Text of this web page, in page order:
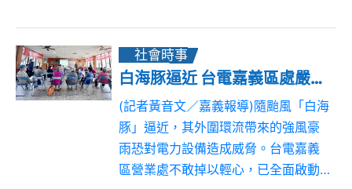
式宣告嘉義市展區亮相。今年嘉義市
以《我們嘉義式》為主題參展，透過
「好生...
社會時事
白海豚逼近 台電嘉義區處嚴陣以待 籲民眾及養殖業加強用電設備巡檢
(記者黃音文／嘉義報導)隨颱風「白海
豚」逼近，其外圍環流帶來的強風豪
雨恐對電力設備造成威脅。台電嘉義
區營業處不敢掉以輕心，已全面啟動